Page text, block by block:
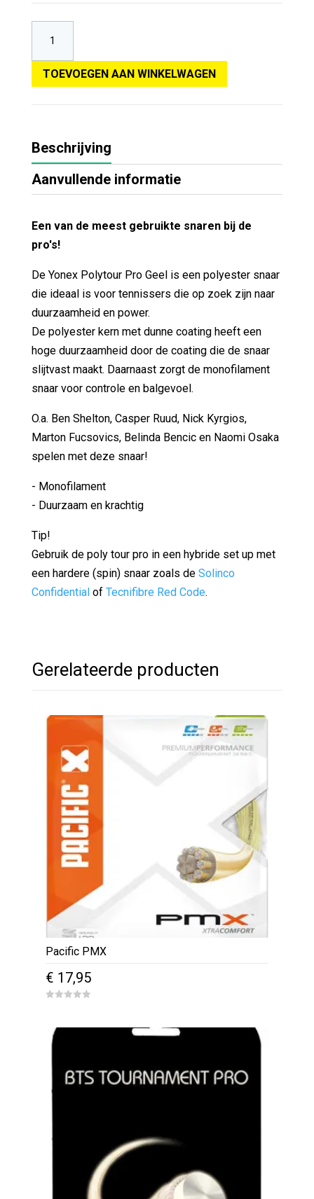
TOEVOEGEN AAN WINKELWAGEN
Beschrijving
Aanvullende informatie
Een van de meest gebruikte snaren bij de
pro's!
De Yonex Polytour Pro Geel is een polyester snaar
die ideaal is voor tennissers die op zoek zijn naar
duurzaamheid en power.
De polyester kern met dunne coating heeft een
hoge duurzaamheid door de coating die de snaar
slijtvast maakt. Daarnaast zorgt de monofilament
snaar voor controle en balgevoel.
O.a. Ben Shelton, Casper Ruud, Nick Kyrgios,
Marton Fucsovics, Belinda Bencic en Naomi Osaka
spelen met deze snaar!
- Monofilament
- Duurzaam en krachtig
Tip!
Gebruik de poly tour pro in een hybride set up met
een hardere (spin) snaar zoals de Solinco
Confidentialof Tecnifibre Red Code.
Gerelateerde producten
Pacific PMX
€ 17,95